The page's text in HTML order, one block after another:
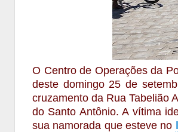
O Centro de Operações da
deste domingo 25 de
cruzamento da Rua Tabelião
do Santo Antônio. A vítima
sua namorada que esteve no